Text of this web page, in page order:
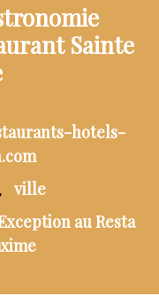
Sainte
hotels-
ville
au Resta